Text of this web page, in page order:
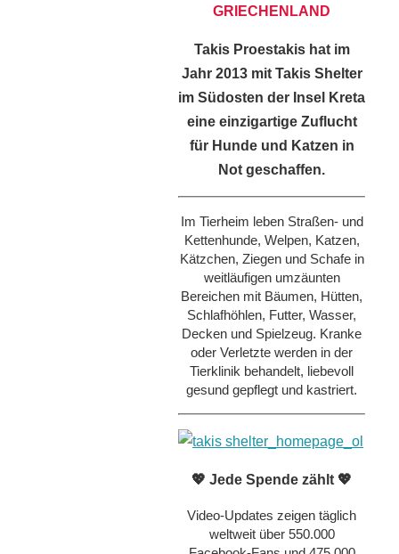
GRIECHENLAND
Takis Proestakis hat im
Jahr 2013 mit Takis Shelter
im Südosten der Insel Kreta
eine einzigartige Zuflucht
für Hunde und Katzen in
Not geschaffen.
Im Tierheim leben Straßen- und
Kettenhunde, Welpen, Katzen,
Kätzchen, Ziegen und Schafe in
weitläufigen umzäunten
Bereichen mit Bäumen, Hütten,
Schlafhöhlen, Futter, Wasser,
Decken und Spielzeug. Kranke
oder Verletzte werden in der
Tierklinik behandelt, liebevoll
gesund gepflegt und kastriert.
💖 Jede Spende zählt 💖
Video-Updates zeigen täglich
weltweit über 550.000